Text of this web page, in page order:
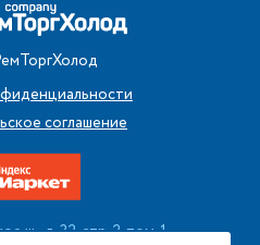
соглашение
ш., д. 32, стр. 2, пом. 1